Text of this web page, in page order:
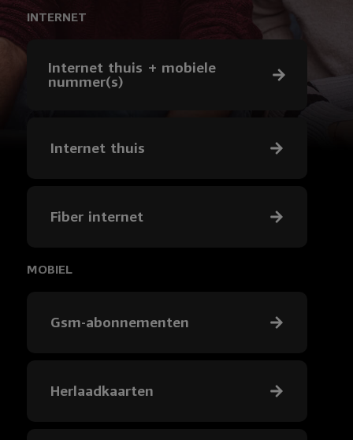
INTERNET
Internet thuis + mobiele
nummer(s)
Internet thuis
Fiber internet
MOBIEL
Gsm-abonnementen
Herlaadkaarten